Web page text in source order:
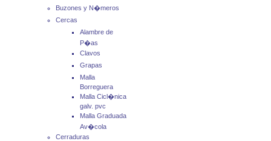
Buzones y N�meros
Cercas
Alambre de
P�as
Clavos
Grapas
Malla
Borreguera
Malla Cicl�nica
galv. pvc
Malla Graduada
Av�cola
Cerraduras